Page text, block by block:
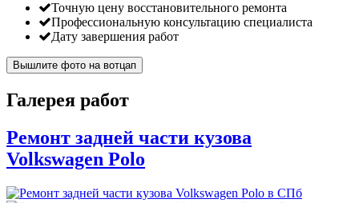
Точную цену восстановительного ремонта
Профессиональную консультацию специалиста
Дату завершения работ
Вышлите фото на вотцап
Галерея работ
Ремонт задней части кузова
Volkswagen Polo